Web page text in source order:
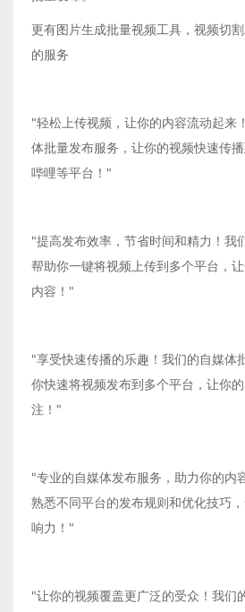
更有图片生成批量视频工具，视频切
的服务
"轻松上传视频，让你的内容流动起来
体批量发布服务，让你的视频快速传
哔哩等平台！"
"提高发布效率，节省时间和精力！我
帮助你一键将视频上传到多个平台，
内容！"
"享受快速传播的乐趣！我们的自媒体
你快速将视频发布到多个平台，让你
注！"
"专业的自媒体发布服务，助力你的内
熟悉不同平台的发布规则和优化技巧
响力！"
"让你的视频覆盖更广泛的受众！我们